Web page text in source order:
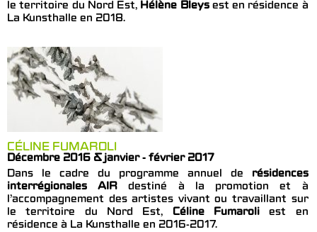
le territoire du Nord Est, Hélène Bleys est en résidence à
La Kunsthalle en 2018.
CÉLINE FUMAROLI
Décembre 2016 & janvier - février 2017
Dans le cadre du programme annuel de résidences
interrégionales AIR destiné à la promotion et à
l’accompagnement des artistes vivant ou travaillant sur
le territoire du Nord Est, Céline Fumaroliest en
résidence à La Kunsthalle en 2016-2017.